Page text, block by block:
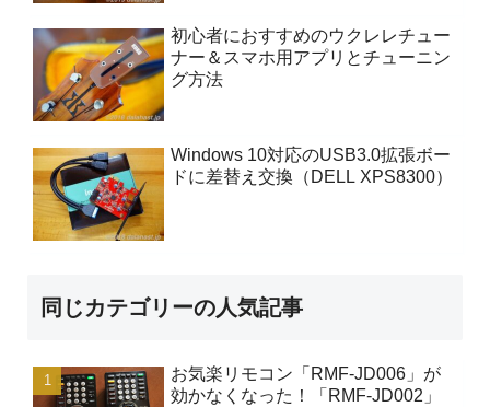
初心者におすすめのウクレレチュー
ナー＆スマホ用アプリとチューニン
グ方法
Windows 10対応のUSB3.0拡張ボー
ドに差替え交換（DELL XPS8300）
同じカテゴリーの人気記事
お気楽リモコン「RMF-JD006」が
効かなくなった！「RMF-JD002」